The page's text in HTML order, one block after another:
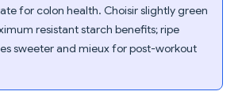
for colon health. Choisir slightly green
resistant starch benefits; ripe
sweeter and mieux for post-workout